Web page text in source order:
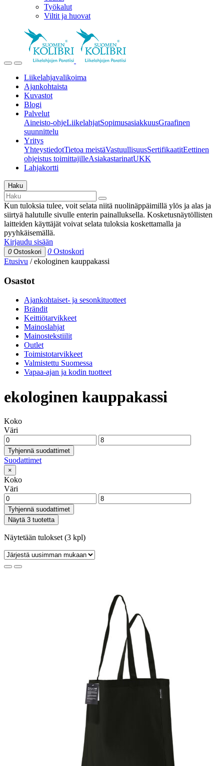
Työkalut
Viltit ja huovat
Liikelahjavalikoima
Ajankohtaista
Kuvastot
Blogi
Palvelut
Aineisto-ohjeLiikelahjatSopimusasiakkuusGraafinen
suunnittelu
Yritys
YhteystiedotTietoa meistäVastuullisuusSertifikaatitEettinen
ohjeistus toimittajilleAsiakastarinatUKK
Lahjakortti
Haku
Kun tuloksia tulee, voit selata niitä nuolinäppäimillä ylös ja alas ja
siirtyä halutulle sivulle enterin painalluksella. Kosketusnäytöllisten
laitteiden käyttäjät voivat selata tuloksia koskettamalla ja
pyyhkäisemällä.
Kirjaudu sisään
0 Ostoskori 0 Ostoskori
Etusivu /ekologinen kauppakassi
Osastot
Ajankohtaiset- ja sesonkituotteet
Brändit
Keittiötarvikkeet
Mainoslahjat
Mainostekstiilit
Outlet
Toimistotarvikkeet
Valmistettu Suomessa
Vapaa-ajan ja kodin tuotteet
ekologinen kauppakassi
Koko
Väri
Tyhjennä suodattimet
Suodattimet
×
Koko
Väri
Tyhjennä suodattimet
Näytä 3 tuotetta
Näytetään tulokset (3 kpl)